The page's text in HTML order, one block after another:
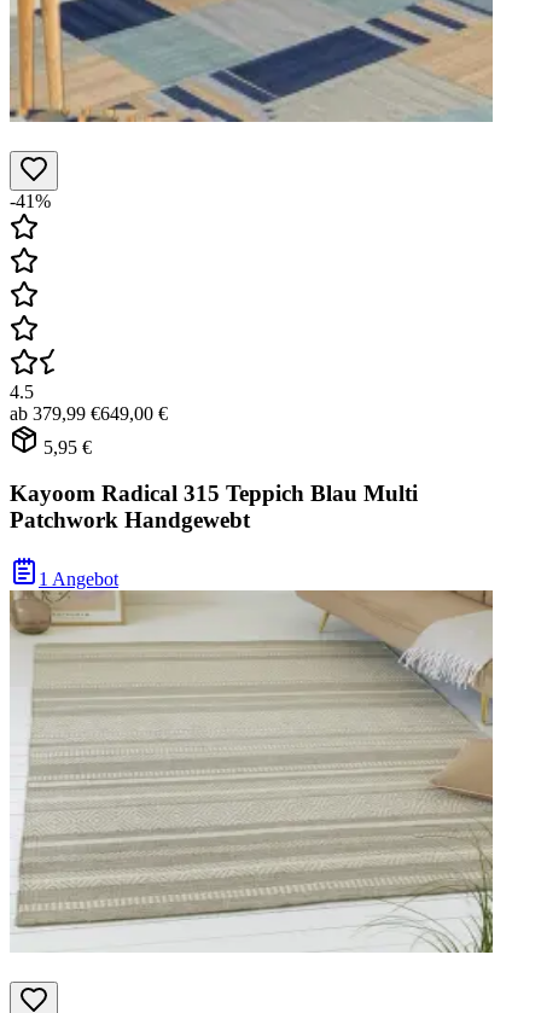
-41%
4.5
ab 379,99 €649,00 €
5,95 €
Kayoom Radical 315 Teppich Blau Multi
Patchwork Handgewebt
1 Angebot